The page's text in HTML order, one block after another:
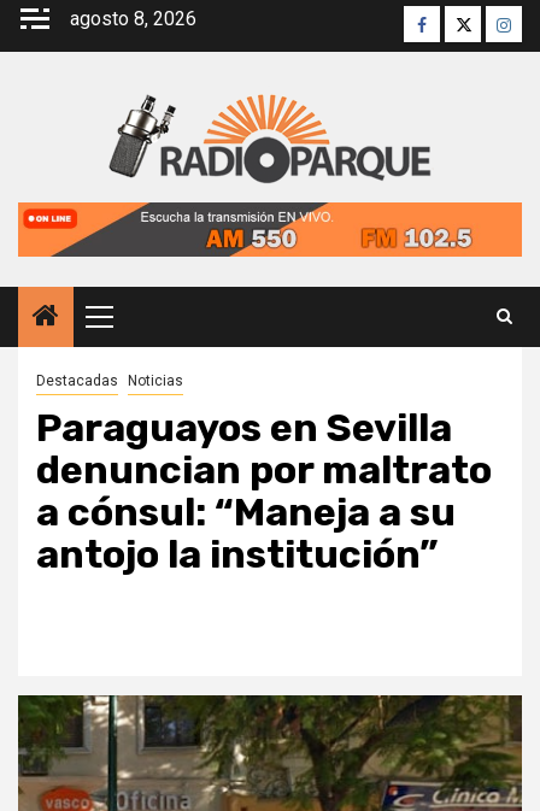
Saltar
agosto 8, 2026 Facebook
Twitter
Menú
principal
Destacadas Noticias
Paraguayos en Sevilla
denuncian por maltrato
a cónsul: “Maneja a su
antojo la institución”